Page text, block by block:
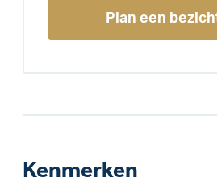
Plan een
Kenmerken